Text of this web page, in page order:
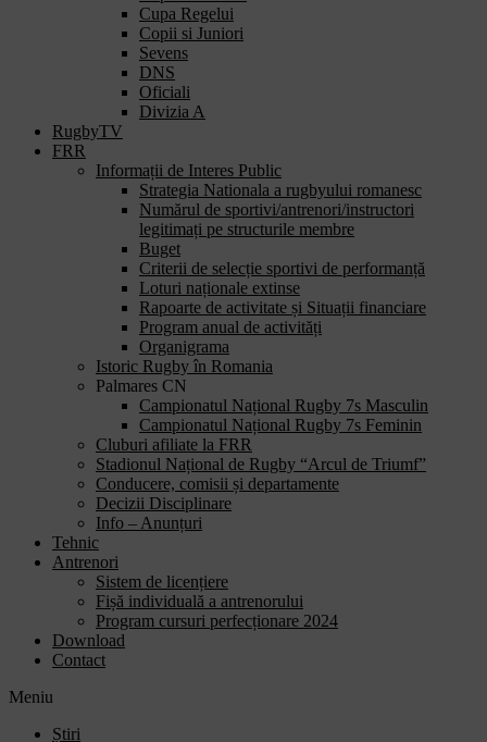
Cupa Regelui
Copii si Juniori
Sevens
DNS
Oficiali
Divizia A
RugbyTV
FRR
Informații de Interes Public
Strategia Nationala a rugbyului romanesc
Numărul de sportivi/antrenori/instructori
legitimați pe structurile membre
Buget
Criterii de selecție sportivi de performanță
Loturi naționale extinse
Rapoarte de activitate și Situații financiare
Program anual de activități
Organigrama
Istoric Rugby în Romania
Palmares CN
Campionatul Național Rugby 7s Masculin
Campionatul Național Rugby 7s Feminin
Cluburi afiliate la FRR
Stadionul Național de Rugby “Arcul de Triumf”
Conducere, comisii și departamente
Decizii Disciplinare
Info – Anunțuri
Tehnic
Antrenori
Sistem de licențiere
Fișă individuală a antrenorului
Program cursuri perfecționare 2024
Download
Contact
Meniu
Știri